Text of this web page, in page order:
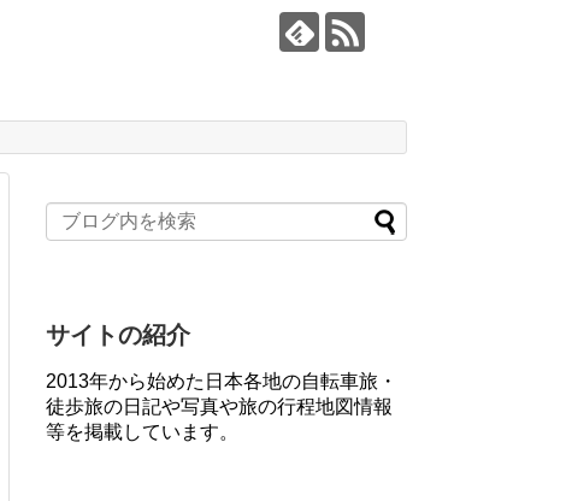
サイトの紹介
2013年から始めた日本各地の自転車旅・
徒歩旅の日記や写真や旅の行程地図情報
等を掲載しています。